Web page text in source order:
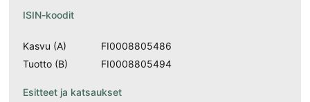
ISIN-koodit
Kasvu (A)
FI0008805486
Tuotto (B)
FI0008805494
Esitteet ja katsaukset